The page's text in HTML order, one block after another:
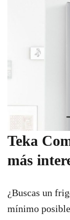
Teka
más
¿Buscas un
mínimo